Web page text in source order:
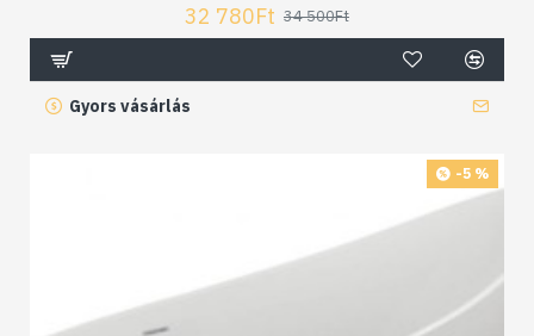
32 780Ft 34 500Ft
Gyors vásárlás
-5 %